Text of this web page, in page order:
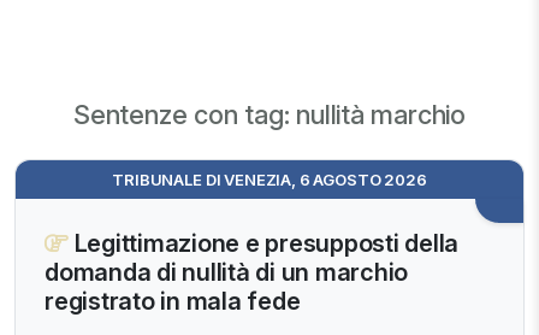
Sentenze con tag: nullità marchio
TRIBUNALE DI VENEZIA, 6 AGOSTO 2026
Legittimazione e presupposti della
domanda di nullità di un marchio
registrato in mala fede